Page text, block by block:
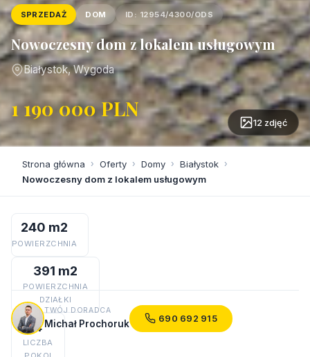
SPRZEDAŻ DOM ID: 12954/4300/ODS
Nowoczesny dom z lokalem usługowym
Białystok, Wygoda
1 190 000 PLN
12 zdjęć
Strona główna › Oferty › Domy › Białystok ›
Nowoczesny dom z lokalem usługowym
240 m2
POWIERZCHNIA
391 m2
POWIERZCHNIA
DZIAŁKI
4
LICZBA
TWÓJ DORADCA
Michał Prochoruk 690 692 915